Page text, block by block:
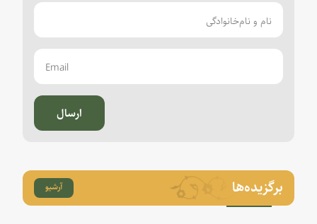
ارسال
برگزیده‌ها آرشیو